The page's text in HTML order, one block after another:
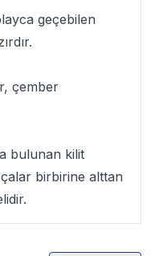
geçebilen
çember
bulunan kilit
birbirine alttan